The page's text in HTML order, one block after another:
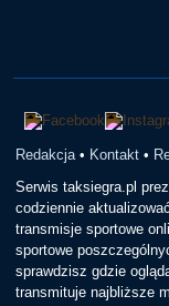
Redakcja • Kontakt •
Serwis taksiegra.pl
codziennie
transmisje sportowe
sportowe
sprawdzisz gdzie
transmituje najbliższe